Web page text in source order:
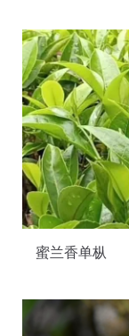
蜜兰香单枞